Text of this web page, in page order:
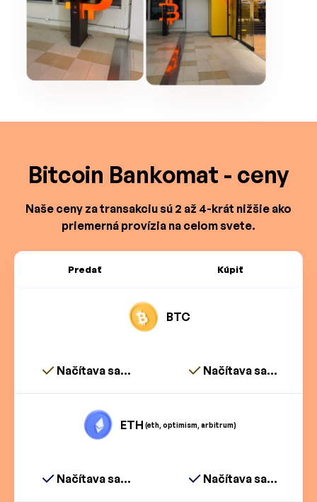
Bitcoin Bankomat - ceny
Naše ceny za transakciu sú 2 až 4-krát nižšie ako
priemerná provízia na celom svete.
Predať Kúpiť
BTC
Načítava sa... Načítava sa...
ETH (eth, optimism, arbitrum)
Načítava sa... Načítava sa...